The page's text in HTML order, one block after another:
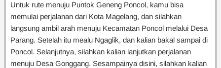
Untuk rute menuju Puntok Geneng Poncol, kamu bisa
memulai perjalanan dari Kota Magelang, dan silahkan
langsung ambil arah menuju Kecamatan Poncol melalui Desa
Parang. Setelah itu mealu Ngaglik, dan kalian bakal sampai di
Poncol. Selanjutnya, silahkan kalian lanjutkan perjalanan
menuju Desa Gonggang. Sesampainya disini, silahkan kalian